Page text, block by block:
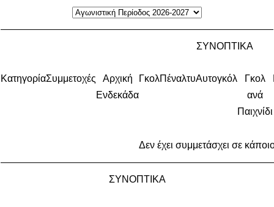
ΣΥΝΟΠΤΙΚΑ
ΚατηγορίαΣυμμετοχές
Αρχική
Ενδεκάδα
ΓκολΠέναλτυΑυτογκόλ
Γκολ
ανά
Παιχνίδι
Δεν έχει συμμετάσχει σε
ΣΥΝΟΠΤΙΚΑ